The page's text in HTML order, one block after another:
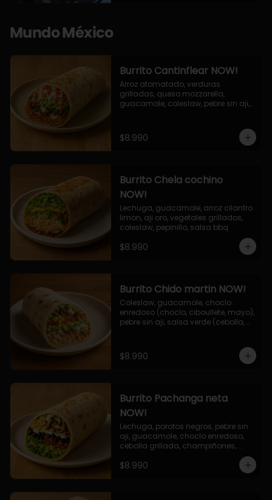
Mundo México
Burrito Cantinflear NOW!
Arroz atomatado, verduras
grilladas, queso mozzarella,
guacamole, coleslaw, pebre sin aji,
$8.990
Burrito Chela cochino
NOW!
Lechuga, guacamole, arroz cilantro
limon, aji oro, vegetales grillados,
coleslaw, pepinillo, salsa bbq
$8.990
Burrito Chido martin NOW!
Coleslaw, guacamole, choclo
enredoso (choclo, ciboullete, mayo),
pebre sin aji, salsa verde (cebolla,
$8.990
Burrito Pachanga neta
NOW!
Lechuga, porotos negros, pebre sin
aji, guacamole, choclo enredoso,
cebolla grillada, champiñones,
$8.990